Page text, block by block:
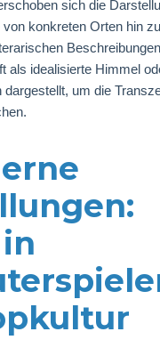
sich die
konkreten Orten hin zu
als idealisierte Himmel
um die